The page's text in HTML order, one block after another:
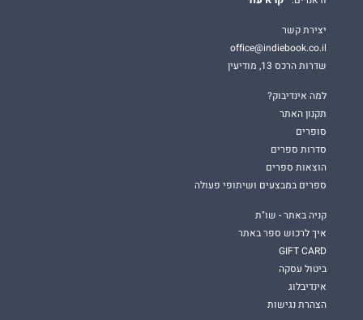
יצירת קשר
office@indiebook.co.il
שדרות הרכס 13, מודיעין
למה אינדיבוק?
תקנון האתר
סופרים
סדרות ספרים
הוצאות ספרים
ספרים במבצעים ושיתופי פעולה
קניה באתר - שו"ת
איך לרכוש ספר באתר
GIFT CARD
ביטול עסקה
אינדיבלוג
הצהרת נגישות